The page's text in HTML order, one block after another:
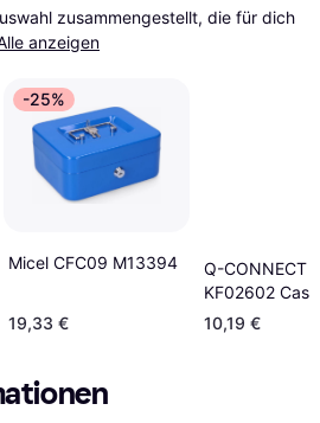
zusammengestellt, die für dich
anzeigen
-25%
Micel CFC09 M13394
19,33 €
Q-CONNECT
KF02602
10,19 €